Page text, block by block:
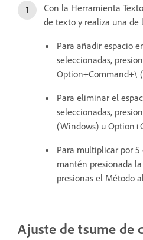
Con la Herramienta Texto
de texto y realiza una de
Para añadir espacio
seleccionadas,
Option+Command+\
Para eliminar el
seleccionadas,
(Windows) u
Para multiplicar por
mantén presionada
presionas el Método
Ajuste de tsume de